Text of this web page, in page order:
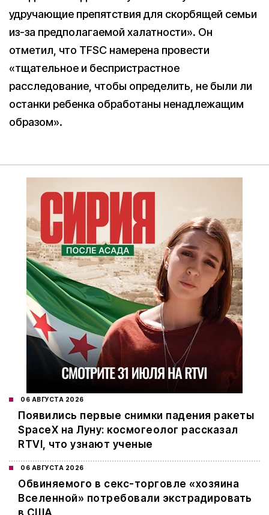
удручающие препятствия для скорбящей семьи
из-за предполагаемой халатности». Он
отметил, что TFSC намерена провести
«тщательное и беспристрастное
расследование, чтобы определить, не были ли
останки ребенка обработаны ненадлежащим
образом».
06 АВГУСТА 2026
Появились первые снимки падения ракеты
SpaceX на Луну: космогеолог рассказал
RTVI, что узнают ученые
06 АВГУСТА 2026
Обвиняемого в секс-торговле «хозяина
Вселенной» потребовали экстрадировать